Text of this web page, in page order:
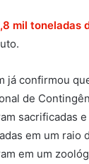
mil toneladas
já confirmou
de
sacrificadas
em um raio
em um